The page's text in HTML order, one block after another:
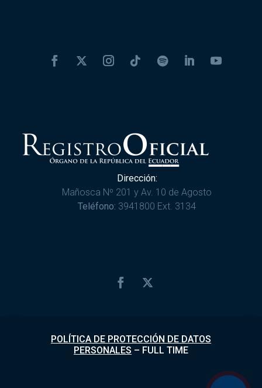
Dirección:
Mañosca Nº 201 y Av. 10 de Agosto
Teléfono: 3941800 Ext. 3134
POLÍTICA DE PROTECCIÓN DE DATOS
PERSONALES – FULL TIME